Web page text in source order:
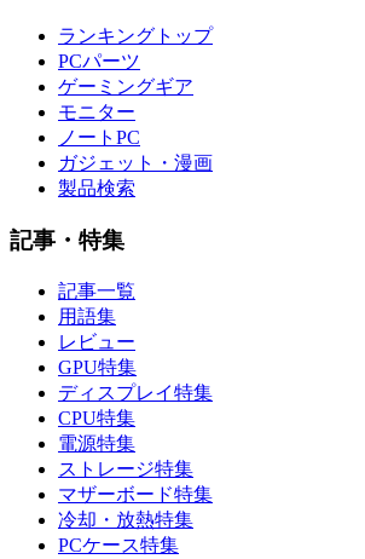
ランキングトップ
PCパーツ
ゲーミングギア
モニター
ノートPC
ガジェット・漫画
製品検索
記事・特集
記事一覧
用語集
レビュー
GPU特集
ディスプレイ特集
CPU特集
電源特集
ストレージ特集
マザーボード特集
冷却・放熱特集
PCケース特集